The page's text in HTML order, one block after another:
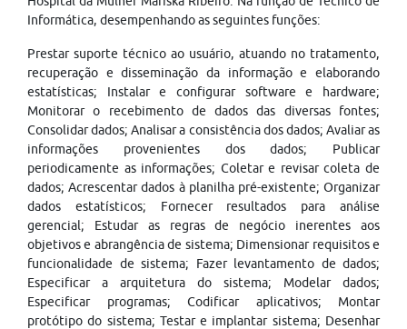
Informática, desempenhando as seguintes funções:
Prestar suporte técnico ao usuário, atuando no tratamento,
recuperação e disseminação da informação e elaborando
estatísticas; Instalar e configurar software e hardware;
Monitorar o recebimento de dados das diversas fontes;
Consolidar dados; Analisar a consistência dos dados; Avaliar as
informações provenientes dos dados; Publicar
periodicamente as informações; Coletar e revisar coleta de
dados; Acrescentar dados à planilha pré-existente; Organizar
dados estatísticos; Fornecer resultados para análise
gerencial; Estudar as regras de negócio inerentes aos
objetivos e abrangência de sistema; Dimensionar requisitos e
funcionalidade de sistema; Fazer levantamento de dados;
Especificar a arquitetura do sistema; Modelar dados;
Especificar programas; Codificar aplicativos; Montar
protótipo do sistema; Testar e implantar sistema; Desenhar